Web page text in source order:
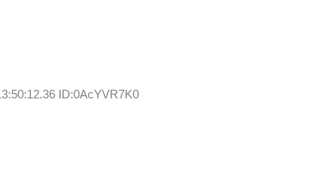
ID:0AcYVR7K0